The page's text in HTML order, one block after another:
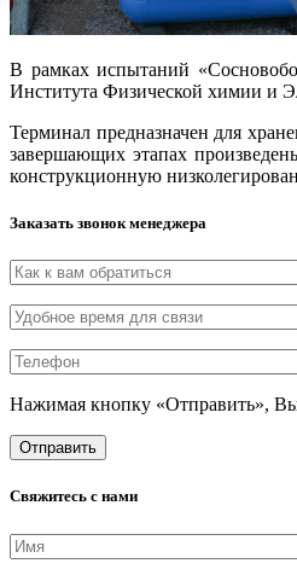
В рамках испытаний
Института Физической химии
Терминал предназначен для
завершающих этапах
конструкционную
Заказать звонок менеджера
Нажимая кнопку «Отправить», Вы
Свяжитесь с нами